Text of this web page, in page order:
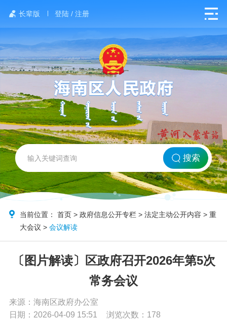
长辈版 登陆 / 注册
网站首页
北方海南
政务要闻
政务服务
搜索
当前位置：首页 >政府信息公开专栏 >法定主动公开内容 >重
大会议 >会议解读
〔图片解读〕区政府召开2026年第5次
常务会议
来源：海南区政府办公室
日期：2026-04-09 15:51
浏览次数： 178